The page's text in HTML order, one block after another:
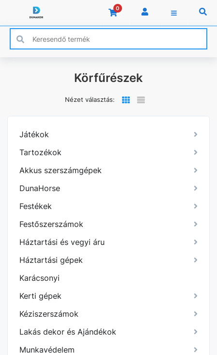
0
Körfűrészek
Nézet választás:
Játékok
Tartozékok
Akkus szerszámgépek
DunaHorse
Festékek
Festőszerszámok
Háztartási és vegyi áru
Háztartási gépek
Karácsonyi
Kerti gépek
Kéziszerszámok
Lakás dekor és Ajándékok
Munkavédelem